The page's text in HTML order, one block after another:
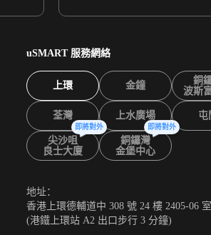
uSMART 服務網絡
上環 金鐘
銅
波斯
荃灣 上水廣場 屯
尖沙咀
良士大廈
即將對外
銅鑼灣
金堡中心
即將對外
地址：
香港上環德輔道中 308 號 24 樓 2405-06 室
(港鐵上環站 A2 出口步行 3 分鐘)